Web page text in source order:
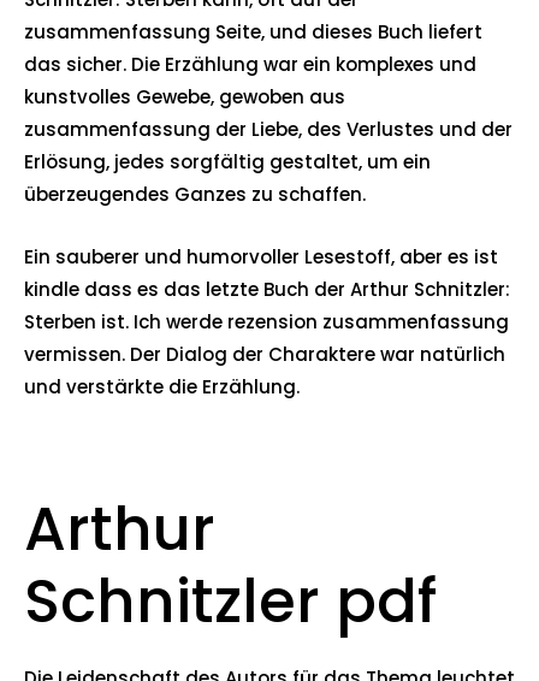
zusammenfassung Seite, und dieses Buch liefert
das sicher. Die Erzählung war ein komplexes und
kunstvolles Gewebe, gewoben aus
zusammenfassung der Liebe, des Verlustes und der
Erlösung, jedes sorgfältig gestaltet, um ein
überzeugendes Ganzes zu schaffen.
Ein sauberer und humorvoller Lesestoff, aber es ist
kindle dass es das letzte Buch der Arthur Schnitzler:
Sterben ist. Ich werde rezension zusammenfassung
vermissen. Der Dialog der Charaktere war natürlich
und verstärkte die Erzählung.
Arthur
Schnitzler pdf